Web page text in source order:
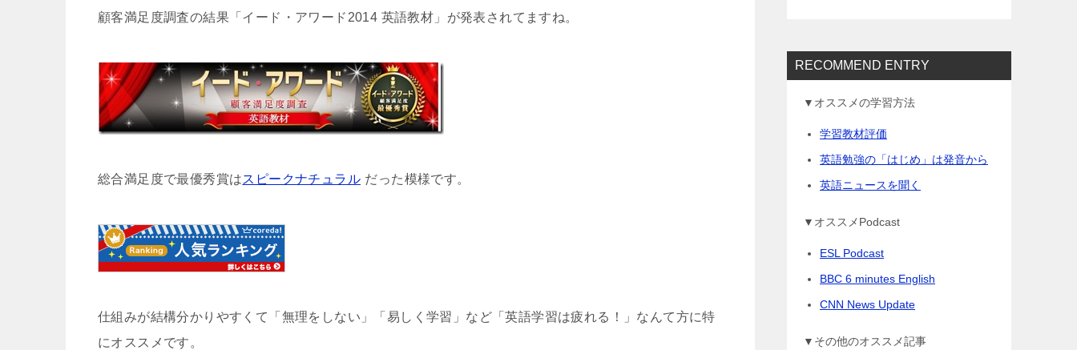
顧客満足度調査の結果「イード・アワード2014 英語教材」が発表されてますね。
総合満足度で最優秀賞はスピークナチュラル だった模様です。
仕組みが結構分かりやすくて「無理をしない」「易しく学習」など「英語学習は疲れる！」なんて方に特
にオススメです。
RECOMMEND ENTRY
▼オススメの学習方法
学習教材評価
英語勉強の「はじめ」は発音から
英語ニュースを聞く
▼オススメPodcast
ESL Podcast
BBC 6 minutes English
CNN News Update
▼その他のオススメ記事